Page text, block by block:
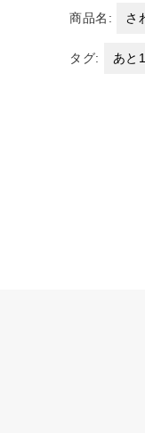
商品名: さ
タグ: あと